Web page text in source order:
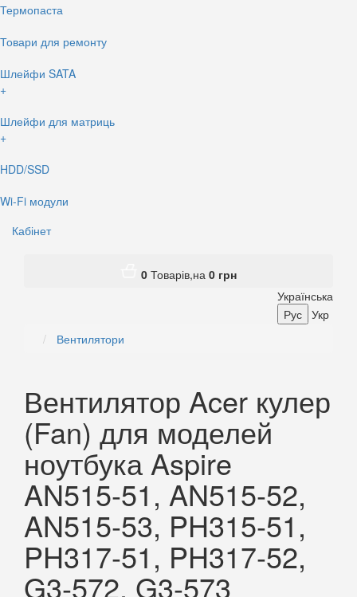
Термопаста
Товари для ремонту
Шлейфи SATA
+
Шлейфи для матриць
+
HDD/SSD
Wi-Fi модули
Кабінет
0 Товарів,на 0 грн
Українська
Рус Укр
Вентилятори
Вентилятор Acer кулер
(Fan) для моделей
ноутбука Aspire
AN515-51, AN515-52,
AN515-53, PH315-51,
PH317-51, PH317-52,
G3-572, G3-573